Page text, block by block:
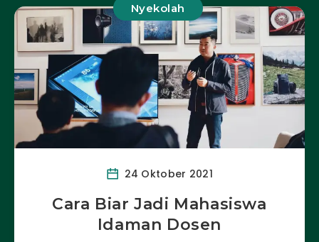
Nyekolah
24 Oktober 2021
Cara Biar Jadi Mahasiswa
Idaman Dosen